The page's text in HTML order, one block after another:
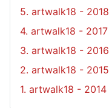
5. artwalk18 - 2018
4. artwalk18 - 2017
3. artwalk18 - 2016
2. artwalk18 - 2015
1. artwalk18 - 2014